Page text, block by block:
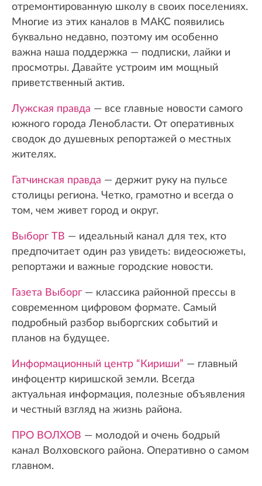
отремонтированную школу в своих поселениях.
Многие из этих каналов в МАКС появились
буквально недавно, поэтому им особенно
важна наша поддержка — подписки, лайки и
просмотры. Давайте устроим им мощный
приветственный актив.
Лужская правда — все главные новости самого
южного города Ленобласти. От оперативных
сводок до душевных репортажей о местных
жителях.
Гатчинская правда — держит руку на пульсе
столицы региона. Четко, грамотно и всегда о
том, чем живет город и округ.
Выборг ТВ — идеальный канал для тех, кто
предпочитает один раз увидеть: видеосюжеты,
репортажи и важные городские новости.
Газета Выборг— классика районной прессы в
современном цифровом формате. Самый
подробный разбор выборгских событий и
планов на будущее.
Информационный центр “Кириши” — главный
инфоцентр киришской земли. Всегда
актуальная информация, полезные объявления
и честный взгляд на жизнь района.
ПРО ВОЛХОВ — молодой и очень бодрый
канал Волховского района. Оперативно о самом
главном.